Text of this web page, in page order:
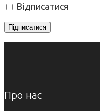
Відписатися
Про нас